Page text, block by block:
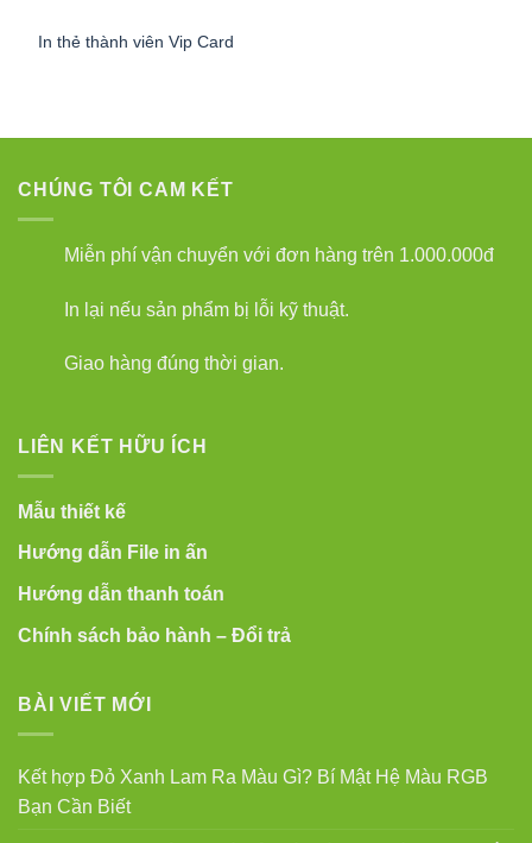
In thẻ thành viên Vip Card
CHÚNG TÔI CAM KẾT
Miễn phí vận chuyển với đơn hàng trên 1.000.000đ
In lại nếu sản phẩm bị lỗi kỹ thuật.
Giao hàng đúng thời gian.
LIÊN KẾT HỮU ÍCH
Mẫu thiết kế
Hướng dẫn File in ấn
Hướng dẫn thanh toán
Chính sách bảo hành – Đổi trả
BÀI VIẾT MỚI
Kết hợp Đỏ Xanh Lam Ra Màu Gì? Bí Mật Hệ Màu RGB
Bạn Cần Biết